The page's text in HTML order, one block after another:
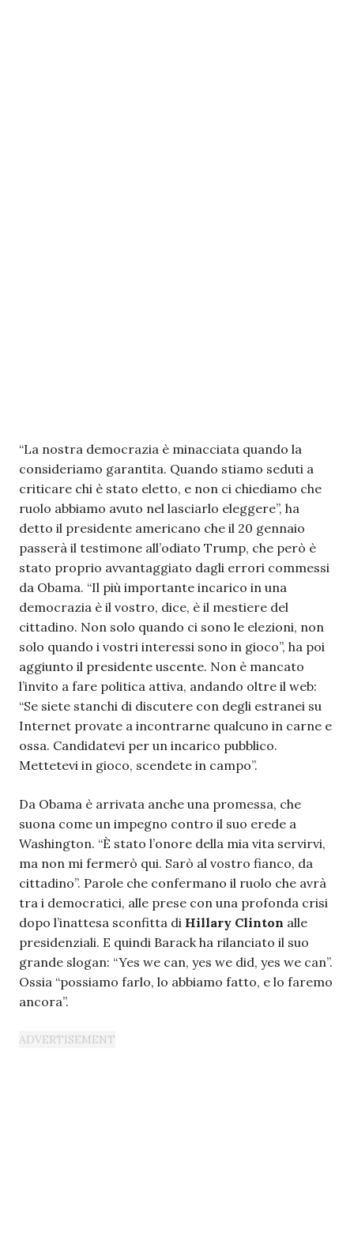
“La nostra democrazia è minacciata quando la
consideriamo garantita. Quando stiamo seduti a
criticare chi è stato eletto, e non ci chiediamo che
ruolo abbiamo avuto nel lasciarlo eleggere”, ha
detto il presidente americano che il 20 gennaio
passerà il testimone all’odiato Trump, che però è
stato proprio avvantaggiato dagli errori commessi
da Obama. “Il più importante incarico in una
democrazia è il vostro, dice, è il mestiere del
cittadino. Non solo quando ci sono le elezioni, non
solo quando i vostri interessi sono in gioco”, ha poi
aggiunto il presidente uscente. Non è mancato
l’invito a fare politica attiva, andando oltre il web:
“Se siete stanchi di discutere con degli estranei su
Internet provate a incontrarne qualcuno in carne e
ossa. Candidatevi per un incarico pubblico.
Mettetevi in gioco, scendete in campo”.
Da Obama è arrivata anche una promessa, che
suona come un impegno contro il suo erede a
Washington. “È stato l’onore della mia vita servirvi,
ma non mi fermerò qui. Sarò al vostro fianco, da
cittadino”. Parole che confermano il ruolo che avrà
tra i democratici, alle prese con una profonda crisi
dopo l’inattesa sconfitta di Hillary Clinton alle
presidenziali. E quindi Barack ha rilanciato il suo
grande slogan: “Yes we can, yes we did, yes we can”.
Ossia “possiamo farlo, lo abbiamo fatto, e lo faremo
ancora”.